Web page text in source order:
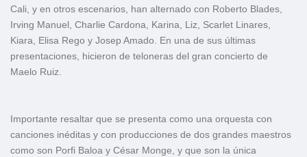
Cali, y en otros escenarios, han alternado con Roberto Blades,
Irving Manuel, Charlie Cardona, Karina, Liz, Scarlet Linares,
Kiara, Elisa Rego y Josep Amado. En una de sus últimas
presentaciones, hicieron de teloneras del gran concierto de
Maelo Ruiz.
Importante resaltar que se presenta como una orquesta con
canciones inéditas y con producciones de dos grandes maestros
como son Porfi Baloa y César Monge, y que son la única